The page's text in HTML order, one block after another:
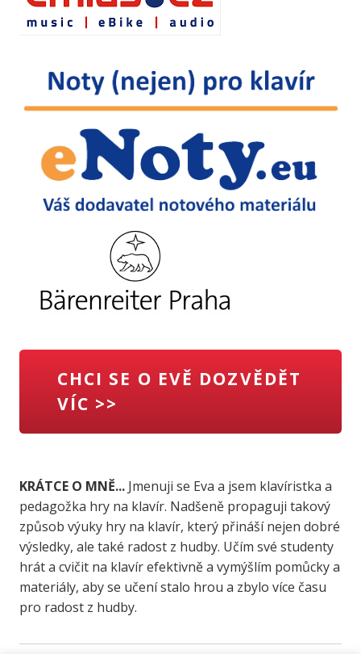
CHCI SE O EVĚ DOZVĚDĚT
VÍC >>
KRÁTCE O MNĚ...Jmenuji se Eva a jsem klavíristka a
pedagožka hry na klavír. Nadšeně propaguji takový
způsob výuky hry na klavír, který přináší nejen dobré
výsledky, ale také radost z hudby. Učím své studenty
hrát a cvičit na klavír efektivně a vymýšlím pomůcky a
materiály, aby se učení stalo hrou a zbylo více času
pro radost z hudby.